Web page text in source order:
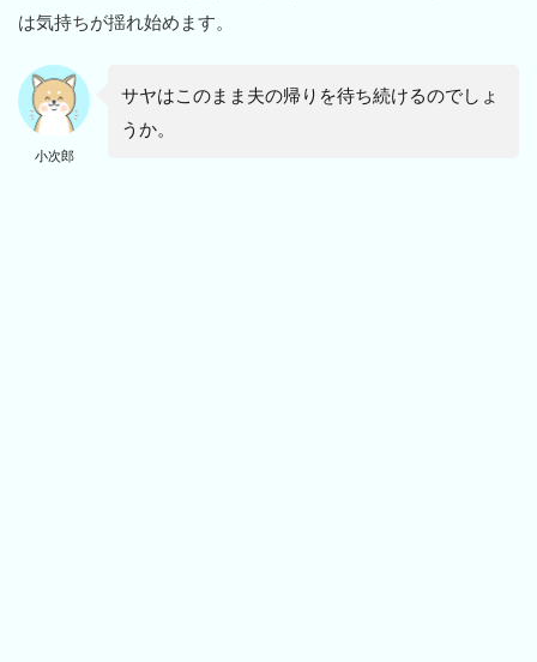
は気持ちが揺れ始めます。
小次郎
サヤはこのまま夫の帰りを待ち続けるのでしょ
うか。